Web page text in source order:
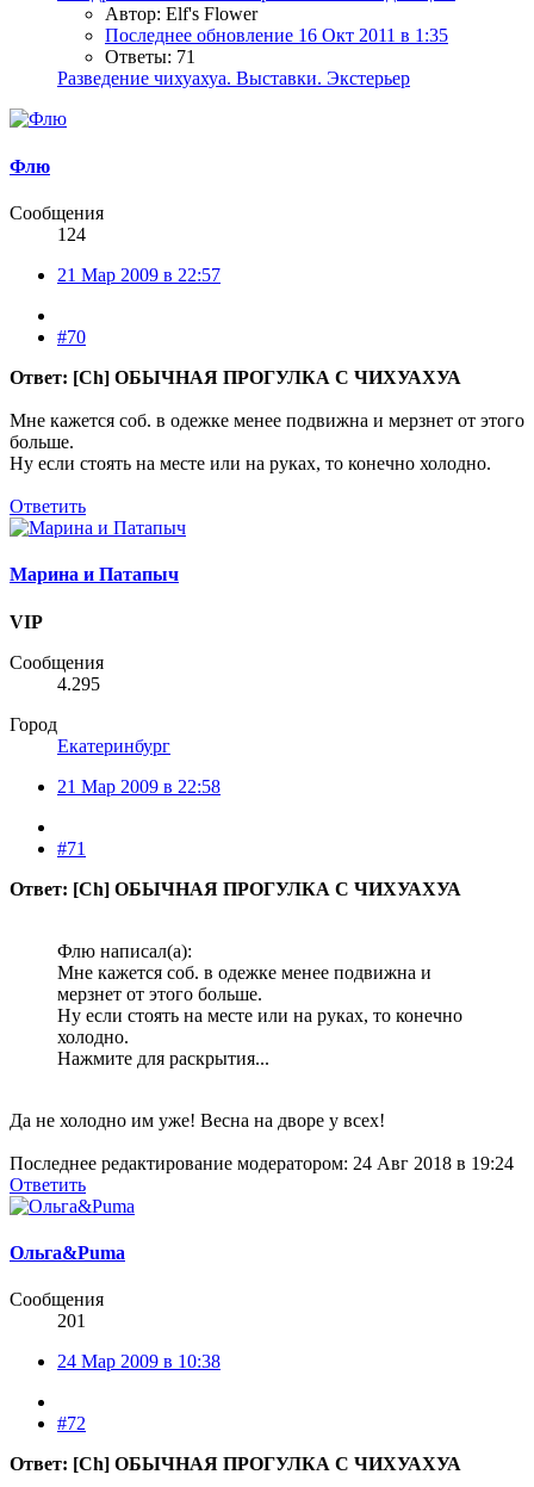
Автор: Elf's Flower
Последнее обновление 16 Окт 2011 в 1:35
Ответы: 71
Разведение чихуахуа. Выставки. Экстерьер
Флю
Сообщения
124
21 Мар 2009 в 22:57
#70
Ответ: [Ch] ОБЫЧНАЯ ПРОГУЛКА С ЧИХУАХУА
Мне кажется соб. в одежке менее подвижна и мерзнет от этого
больше.
Ну если стоять на месте или на руках, то конечно холодно.
Ответить
Марина и Патапыч
VIP
Сообщения
4.295
Город
Екатеринбург
21 Мар 2009 в 22:58
#71
Ответ: [Ch] ОБЫЧНАЯ ПРОГУЛКА С ЧИХУАХУА
Флю написал(а):
Мне кажется соб. в одежке менее подвижна и
мерзнет от этого больше.
Ну если стоять на месте или на руках, то конечно
холодно.
Нажмите для раскрытия...
Да не холодно им уже! Весна на дворе у всех!
Последнее редактирование модератором: 24 Авг 2018 в 19:24
Ответить
Ольга&Puma
Сообщения
201
24 Мар 2009 в 10:38
#72
Ответ: [Ch] ОБЫЧНАЯ ПРОГУЛКА С ЧИХУАХУА